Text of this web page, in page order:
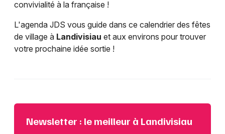
convivialité à la française !
L'agenda JDS vous guide dans ce calendrier des fêtes
de village à Landivisiau et aux environs pour trouver
votre prochaine idée sortie !
Newsletter : le meilleur à Landivisiau